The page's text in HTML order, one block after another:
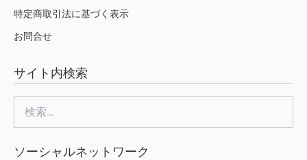
特定商取引法に基づく表示
お問合せ
サイト内検索
索:
ソーシャルネットワーク